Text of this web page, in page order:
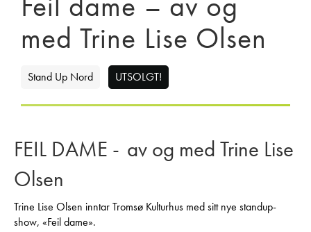
med Trine Lise Olsen
Stand Up Nord UTSOLGT!
FEIL DAME - av og med Trine Lise
Olsen
Trine Lise Olsen inntar Tromsø Kulturhus med sitt nye standup-
show, «Feil dame».